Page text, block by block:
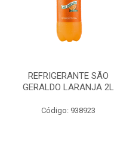
REFRIGERANTE SÃO
GERALDO LARANJA 2L
Código: 938923